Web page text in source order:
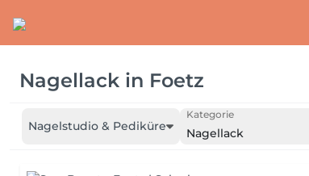
Nagellack in Foetz
Nagelstudio & Pediküre
Kategorie
Nagellack